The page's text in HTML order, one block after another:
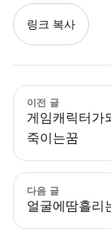
링크 복사
이전 글
게임캐릭터가
죽이는꿈
다음 글
얼굴에땀흘리